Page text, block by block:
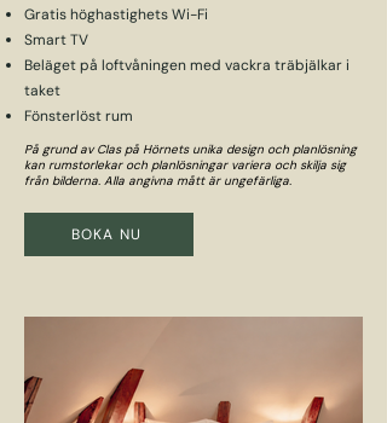
Gratis höghastighets Wi-Fi
Smart TV
Beläget på loftvåningen med vackra träbjälkar i
taket
Fönsterlöst rum
På grund av Clas på Hörnets unika design och planlösning
kan rumstorlekar och planlösningar variera och skilja sig
från bilderna. Alla angivna mått är ungefärliga.
BOKA NU